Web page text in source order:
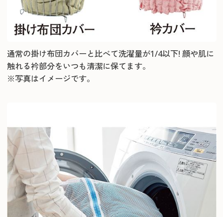
通常の掛け布団カバーと比べて洗濯量が1/4以下! 顔や肌に
触れる衿部分をいつも清潔に保てます。
※写真はイメージです。